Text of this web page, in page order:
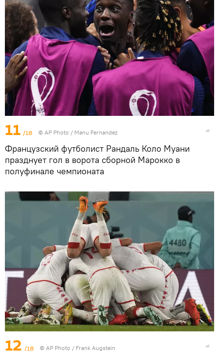
11 /18 © AP Photo / Manu Fernandez
Французский футболист Рандаль Коло Муани
празднует гол в ворота сборной Марокко в
полуфинале чемпионата
12 /18 © AP Photo / Frank Augstein